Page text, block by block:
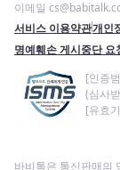
이메일
서비스 이용약관개인
명예훼손 게시중단 요
[인증
(심사
[유효
바비톡은 통신판매의